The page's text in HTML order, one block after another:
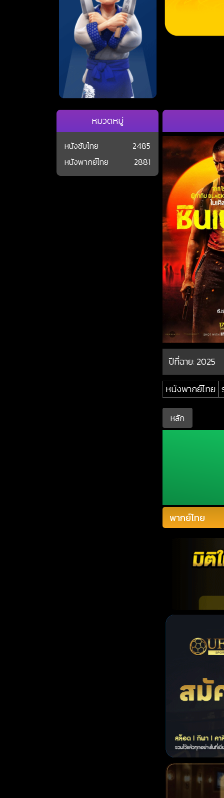
ปีที่ฉาย:2025
หนังพากย์ไทย
หลัก
หมวดหมู่
หนังซับไทย
2485
หนังพากย์ไทย
2881